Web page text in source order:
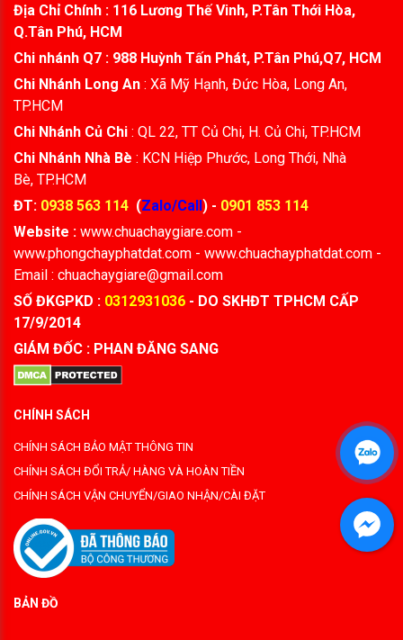
Địa Chỉ Chính : 116 Lương Thế Vinh, P.Tân Thới Hòa,
Q.Tân Phú, HCM
Chi nhánh Q7 : 988 Huỳnh Tấn Phát, P.Tân Phú,Q7, HCM
Chi Nhánh Long An : Xã Mỹ Hạnh, Đức Hòa, Long An,
TP.HCM
Chi Nhánh Củ Chi : QL 22, TT Củ Chi, H. Củ Chi, TP.HCM
Chi Nhánh Nhà Bè : KCN Hiệp Phước, Long Thới, Nhà
Bè, TP.HCM
ĐT: 0938 563 114 (Zalo/Call) - 0901 853 114
Website : www.chuachaygiare.com -
www.phongchayphatdat.com - www.chuachayphatdat.com -
Email : chuachaygiare@gmail.com
SỐ ĐKGPKD : 0312931036 - DO SKHĐT TPHCM CẤP
17/9/2014
GIÁM ĐỐC : PHAN ĐĂNG SANG
CHÍNH SÁCH
CHÍNH SÁCH BẢO MẬT THÔNG TIN
CHÍNH SÁCH ĐỔI TRẢ/ HÀNG VÀ HOÀN TIỀN
CHÍNH SÁCH VẬN CHUYỂN/GIAO NHẬN/CÀI ĐẶT
BẢN ĐỒ